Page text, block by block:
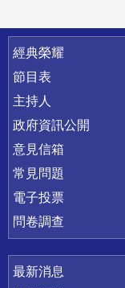
快速連結
經典榮耀
節目表
主持人
政府資訊公開
意見信箱
常見問題
電子投票
問卷調查
最新消息